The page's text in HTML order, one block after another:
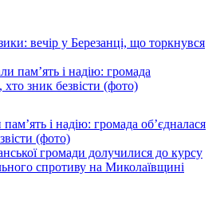
вечір у Березанці, що торкнувся
і надію: громада об’єдналася
(фото)